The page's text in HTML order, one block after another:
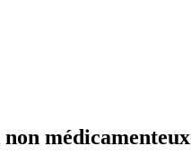
médicamenteux